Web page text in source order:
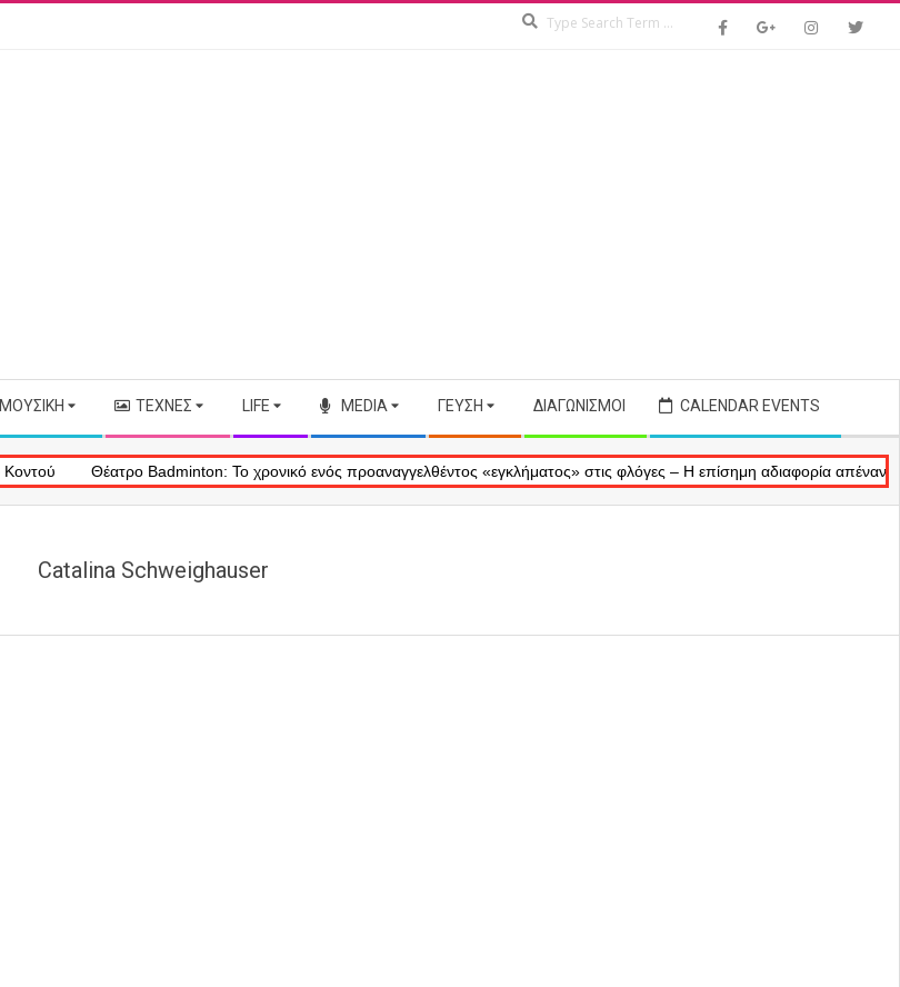
ΜΟΥΣΙΚΉ ΤΈΧΝΕΣ LIFE MEDIA ΓΕΎΣΗ ΔΙΑΓΩΝΙΣΜΟΊ CALENDAR EVENTS
Θέατρο Badminton: Το χρονικό ενός προαναγγελθέντος «εγκλήματος» στις φλόγες – Η επίσημη αδιαφορία απέναντι στις
Catalina Schweighauser